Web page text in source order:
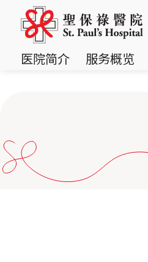
医院简介 服务概览